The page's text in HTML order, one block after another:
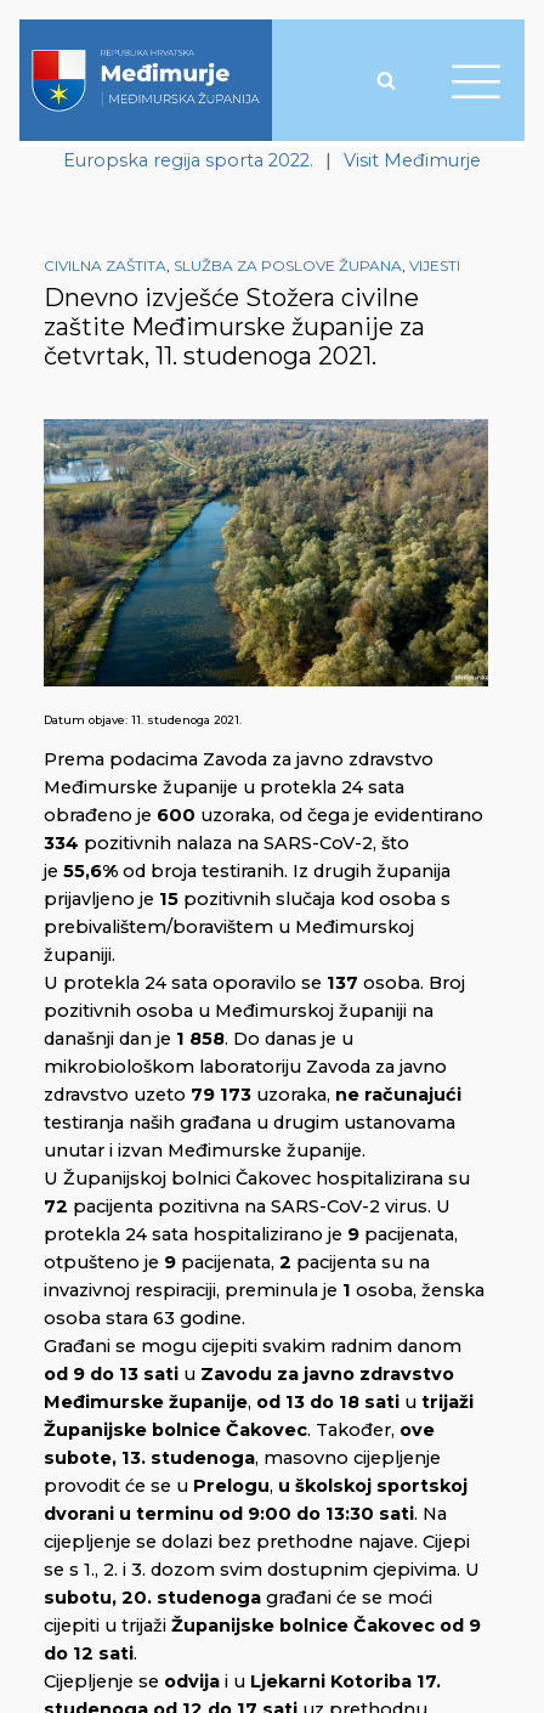
Europska regija sporta 2022. | Visit Međimurje
CIVILNA ZAŠTITA, SLUŽBA ZA POSLOVE ŽUPANA, VIJESTI
Dnevno izvješće Stožera civilne
zaštite Međimurske županije za
četvrtak, 11. studenoga 2021.
Datum objave: 11. studenoga 2021.
Prema podacima Zavoda za javno zdravstvo
Međimurske županije u protekla 24 sata
obrađeno je 600 uzoraka, od čega je evidentirano
334 pozitivnih nalaza na SARS-CoV-2, što
je 55,6% od broja testiranih. Iz drugih županija
prijavljeno je 15 pozitivnih slučaja kod osoba s
prebivalištem/boravištem u Međimurskoj
županiji.
U protekla 24 sata oporavilo se 137 osoba. Broj
pozitivnih osoba u Međimurskoj županiji na
današnji dan je 1 858. Do danas je u
mikrobiološkom laboratoriju Zavoda za javno
zdravstvo uzeto 79 173 uzoraka, ne računajući
testiranja naših građana u drugim ustanovama
unutar i izvan Međimurske županije.
U Županijskoj bolnici Čakovec hospitalizirana su
72 pacijenta pozitivna na SARS-CoV-2 virus. U
protekla 24 sata hospitalizirano je 9 pacijenata,
otpušteno je 9 pacijenata, 2 pacijenta su na
invazivnoj respiraciji, preminula je 1 osoba, ženska
osoba stara 63 godine.
Građani se mogu cijepiti svakim radnim danom
od 9 do 13 sati u Zavodu za javno zdravstvo
Međimurske županije, od 13 do 18 sati u trijaži
Županijske bolnice Čakovec. Također, ove
subote, 13. studenoga, masovno cijepljenje
provodit će se u Prelogu, u školskoj sportskoj
dvorani u terminu od 9:00 do 13:30 sati. Na
cijepljenje se dolazi bez prethodne najave. Cijepi
se s 1., 2. i 3. dozom svim dostupnim cjepivima. U
subotu, 20. studenoga građani će se moći
cijepiti u trijaži Županijske bolnice Čakovec od 9
do 12 sati.
Cijepljenje se odvija i u Ljekarni Kotoriba 17.